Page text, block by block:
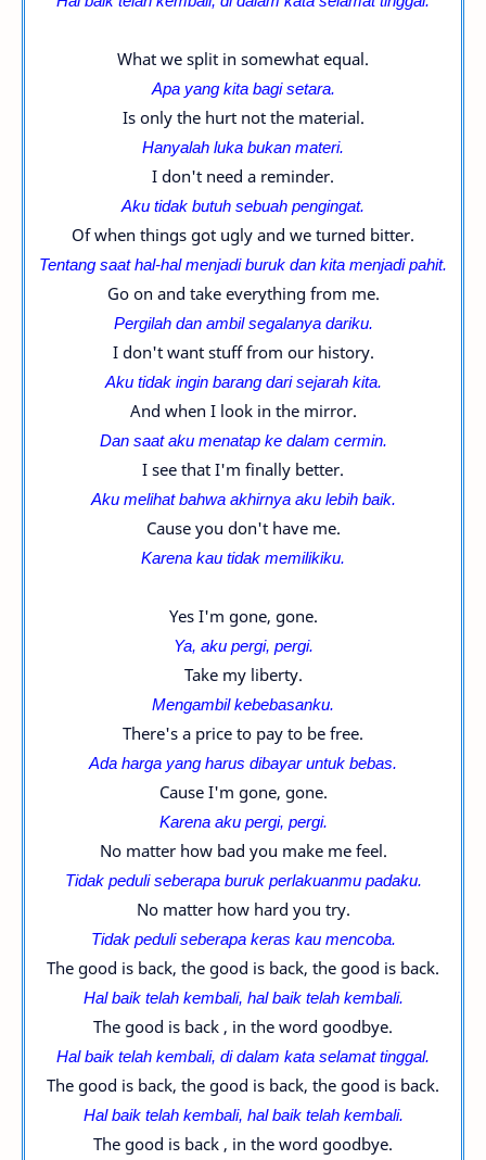
What we split in somewhat equal.
Apa yang kita bagi setara.
Is only the hurt not the material.
Hanyalah luka bukan materi.
I don't need a reminder.
Aku tidak butuh sebuah pengingat.
Of when things got ugly and we turned bitter.
Tentang saat hal-hal menjadi buruk dan kita menjadi pahit.
Go on and take everything from me.
Pergilah dan ambil segalanya dariku.
I don't want stuff from our history.
Aku tidak ingin barang dari sejarah kita.
And when I look in the mirror.
Dan saat aku menatap ke dalam cermin.
I see that I'm finally better.
Aku melihat bahwa akhirnya aku lebih baik.
Cause you don't have me.
Karena kau tidak memilikiku.
Yes I'm gone, gone.
Ya, aku pergi, pergi.
Take my liberty.
Mengambil kebebasanku.
There's a price to pay to be free.
Ada harga yang harus dibayar untuk bebas.
Cause I'm gone, gone.
Karena aku pergi, pergi.
No matter how bad you make me feel.
Tidak peduli seberapa buruk perlakuanmu padaku.
No matter how hard you try.
Tidak peduli seberapa keras kau mencoba.
The good is back, the good is back, the good is back.
Hal baik telah kembali, hal baik telah kembali.
The good is back , in the word goodbye.
Hal baik telah kembali, di dalam kata selamat tinggal.
The good is back, the good is back, the good is back.
Hal baik telah kembali, hal baik telah kembali.
The good is back , in the word goodbye.